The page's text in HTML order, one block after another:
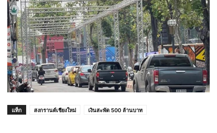
แท็ก สงกรานต์เชียงใหม่ เงินสะพัด 500 ล้านบาท